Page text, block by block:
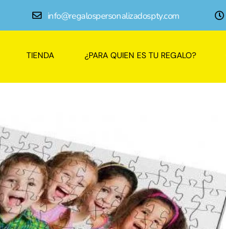
info@regalospersonalizadospty.com
TIENDA ¿PARA QUIEN ES TU REGALO?